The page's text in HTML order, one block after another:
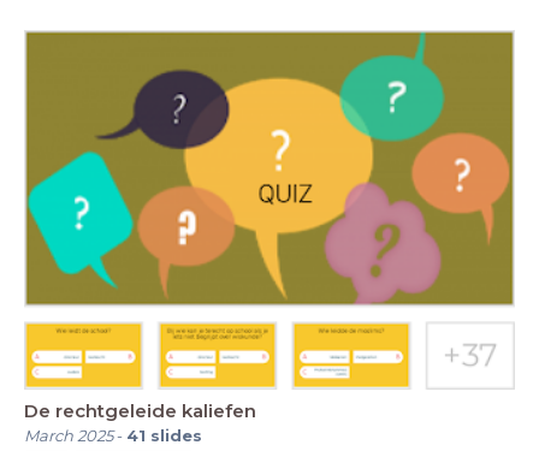
De rechtgeleide kaliefen
March 2025- 41 slides